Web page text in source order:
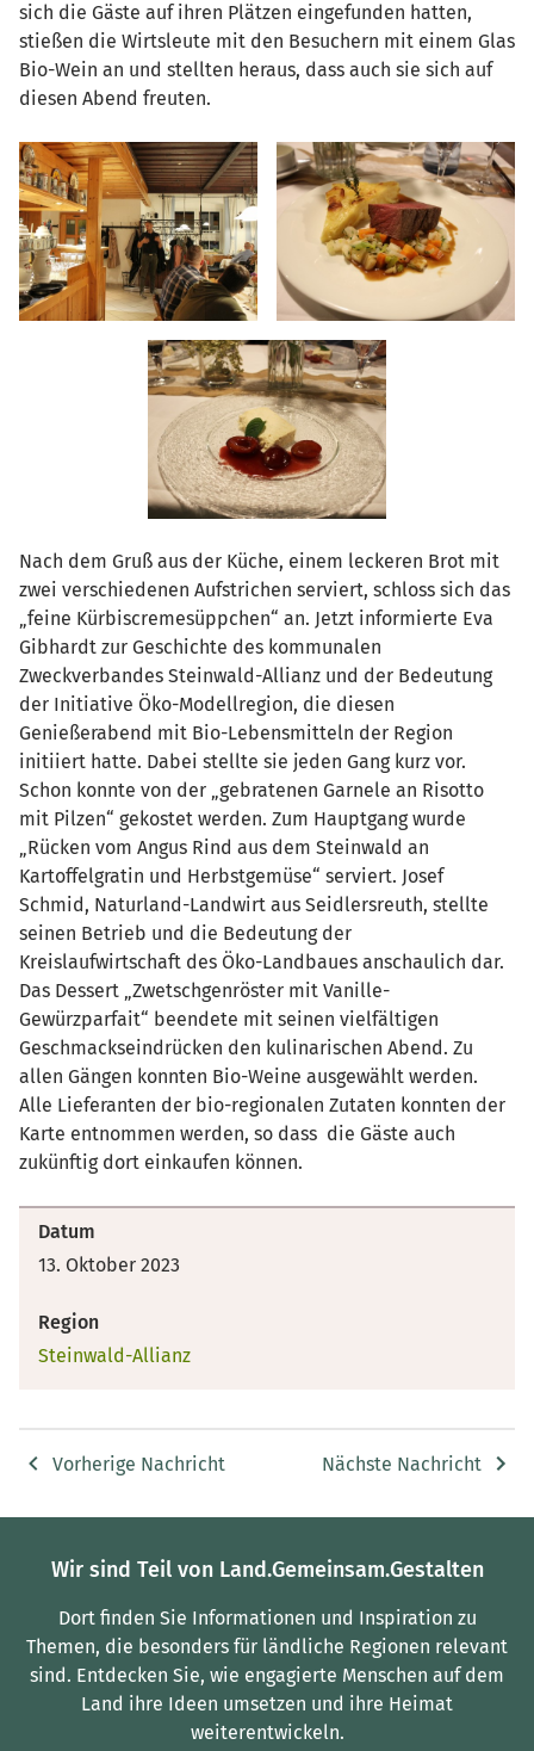
sich die Gäste auf ihren Plätzen eingefunden hatten,
stießen die Wirtsleute mit den Besuchern mit einem Glas
Bio-Wein an und stellten heraus, dass auch sie sich auf
diesen Abend freuten.
Nach dem Gruß aus der Küche, einem leckeren Brot mit
zwei verschiedenen Aufstrichen serviert, schloss sich das
„feine Kürbiscremesüppchen“ an. Jetzt informierte Eva
Gibhardt zur Geschichte des kommunalen
Zweckverbandes Steinwald-Allianz und der Bedeutung
der Initiative Öko-Modellregion, die diesen
Genießerabend mit Bio-Lebensmitteln der Region
initiiert hatte. Dabei stellte sie jeden Gang kurz vor.
Schon konnte von der „gebratenen Garnele an Risotto
mit Pilzen“ gekostet werden. Zum Hauptgang wurde
„Rücken vom Angus Rind aus dem Steinwald an
Kartoffelgratin und Herbstgemüse“ serviert. Josef
Schmid, Naturland-Landwirt aus Seidlersreuth, stellte
seinen Betrieb und die Bedeutung der
Kreislaufwirtschaft des Öko-Landbaues anschaulich dar.
Das Dessert „Zwetschgenröster mit Vanille-
Gewürzparfait“ beendete mit seinen vielfältigen
Geschmackseindrücken den kulinarischen Abend. Zu
allen Gängen konnten Bio-Weine ausgewählt werden.
Alle Lieferanten der bio-regionalen Zutaten konnten der
Karte entnommen werden, so dass die Gäste auch
zukünftig dort einkaufen können.
Datum
13. Oktober 2023
Region
Steinwald-Allianz
Vorherige Nachricht Nächste Nachricht
Wir sind Teil von Land.Gemeinsam.Gestalten
Dort finden Sie Informationen und Inspiration zu
Themen, die besonders für ländliche Regionen relevant
sind. Entdecken Sie, wie engagierte Menschen auf dem
Land ihre Ideen umsetzen und ihre Heimat
weiterentwickeln.